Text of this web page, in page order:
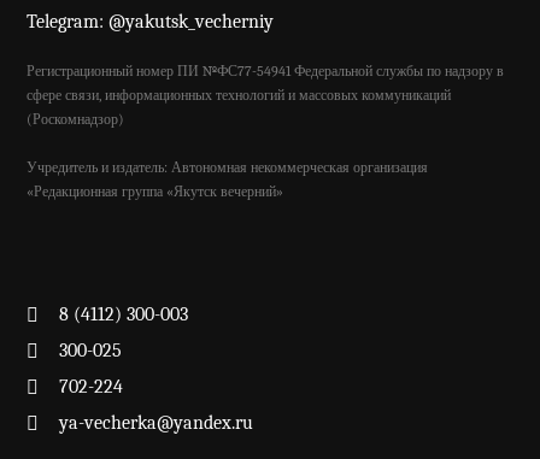
Telegram: @yakutsk_vecherniy
Регистрационный номер ПИ №ФС77-54941 Федеральной службы по надзору в
сфере связи, информационных технологий и массовых коммуникаций
(Роскомнадзор)
Учредитель и издатель: Автономная некоммерческая организация
«Редакционная группа «Якутск вечерний»
8 (4112) 300-003
300-025
702-224
ya-vecherka@yandex.ru